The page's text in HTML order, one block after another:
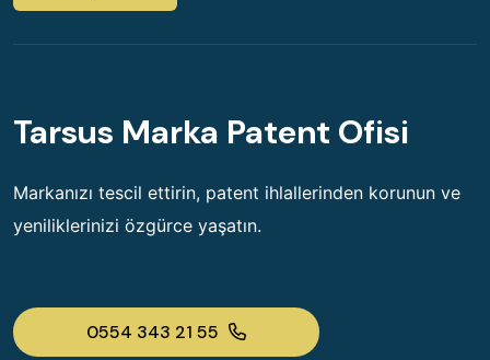
Tarsus Marka Patent Ofisi
Markanızı tescil ettirin, patent ihlallerinden korunun ve
yeniliklerinizi özgürce yaşatın.
0554 343 21 55